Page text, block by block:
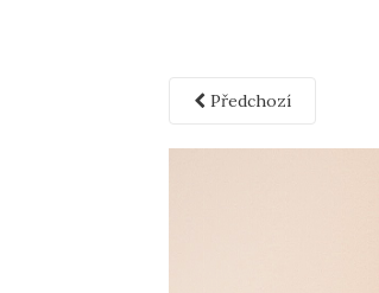
Předchozí